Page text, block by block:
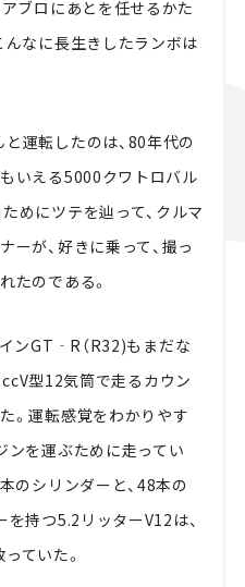
ブロにあとを任せるかた
なに長生きしたランボは
運転したのは、80年代の
いえる5000クワトロバル
めにツテを辿って、クルマ
ーが、好きに乗って、撮っ
たのである。
ンGT‐R（R32)もまだな
型12気筒で走るカウン
。運転感覚をわかりやす
ンを運ぶために走ってい
のシリンダーと、48本の
持つ5.2リッターV12は、
ていた。